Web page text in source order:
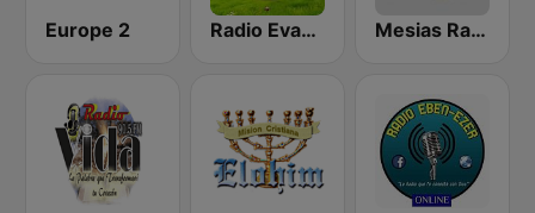
Europe 2 Radio Evangelica Betel Mesias Radio 99.3 FM